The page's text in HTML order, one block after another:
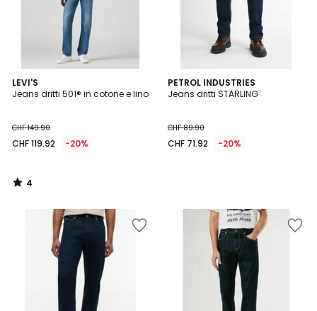
LEVI'S
Jeans dritti 501® in cotone e lino
CHF 149.90
CHF 119.92 -20%
4
/
4
/
PETROL INDUSTRIES
Jeans dritti STARLING
CHF 89.90
CHF 71.92 -20%